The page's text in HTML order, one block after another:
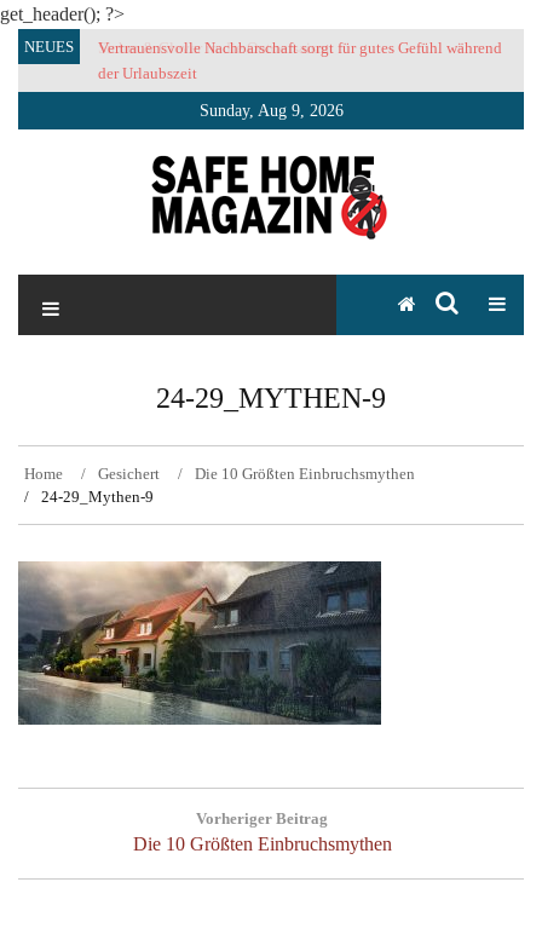
get_header(); ?>
SkipNEUES
Vertrauensvolle Nachbarschaft sorgt für gutes Gefühl während
der Urlaubszeit
Sunday, Aug 9, 2026
SAFE HOME Magazin
24-29_MYTHEN-9
Home Gesichert
Die 10 Größten Einbruchsmythen
24-29_Mythen-9
Vorheriger Beitrag
Previous
Die 10 Größten Einbruchsmythen